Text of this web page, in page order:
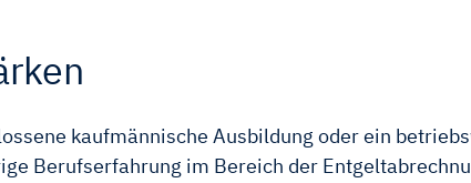
kaufmännische Ausbildung oder ein
Berufserfahrung im Bereich der